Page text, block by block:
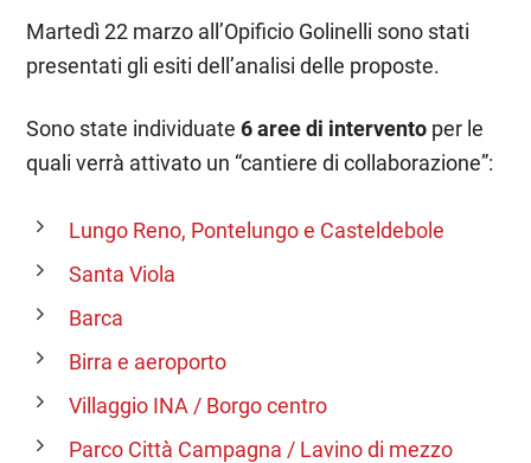
Martedì 22 marzo all’Opificio Golinelli sono stati
presentati gli esiti dell’analisi delle proposte.
Sono state individuate6 aree di intervento per le
quali verrà attivato un “cantiere di collaborazione”:
Lungo Reno, Pontelungo e Casteldebole
Santa Viola
Barca
Birra e aeroporto
Villaggio INA / Borgo centro
Parco Città Campagna / Lavino di mezzo